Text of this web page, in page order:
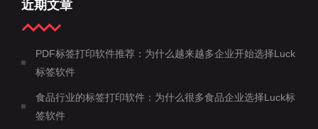
近期文章
PDF标签打印软件推荐：为什么越来越多企业开始选择Luck
标签软件
食品行业的标签打印软件：为什么很多食品企业选择Luck标
签软件